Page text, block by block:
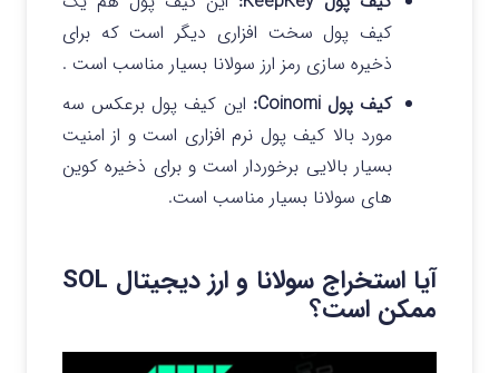
کیف پول سخت افزاری دیگر است که برای
ذخیره سازی رمز ارز سولانا بسیار مناسب است .
کیف پول Coinomi:
این کیف پول برعکس سه
مورد بالا کیف پول نرم افزاری است و از امنیت
بسیار بالایی برخوردار است و برای ذخیره کوین
های سولانا بسیار مناسب است.
آیا استخراج سولانا و ارز دیجیتال SOL
ممکن است؟